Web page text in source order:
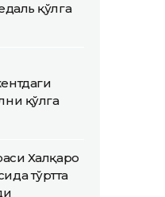
қўлга
қўлга
Халқаро
тўртта